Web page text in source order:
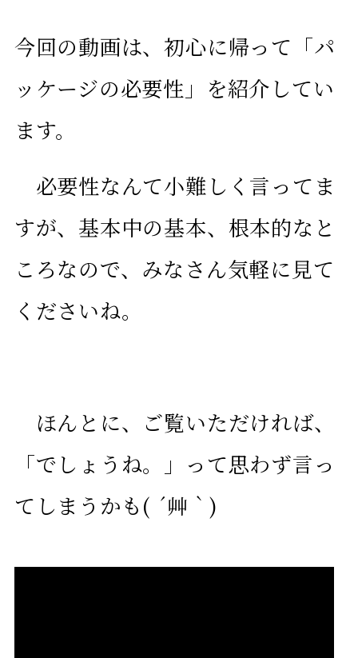
今回の動画は、初心に帰って「パ
ッケージの必要性」を紹介してい
ます。
必要性なんて小難しく言ってま
すが、基本中の基本、根本的なと
ころなので、みなさん気軽に見て
くださいね。
ほんとに、ご覧いただければ、
「でしょうね。」って思わず言っ
てしまうかも( ´艸｀)